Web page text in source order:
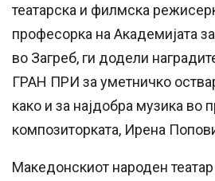
театарска и филмска
професорка на Академијата
во Загреб, ги додели
ГРАН ПРИ за уметничко
како и за најдобра музика во
композиторката, Ирена
Македонскиот народен театар